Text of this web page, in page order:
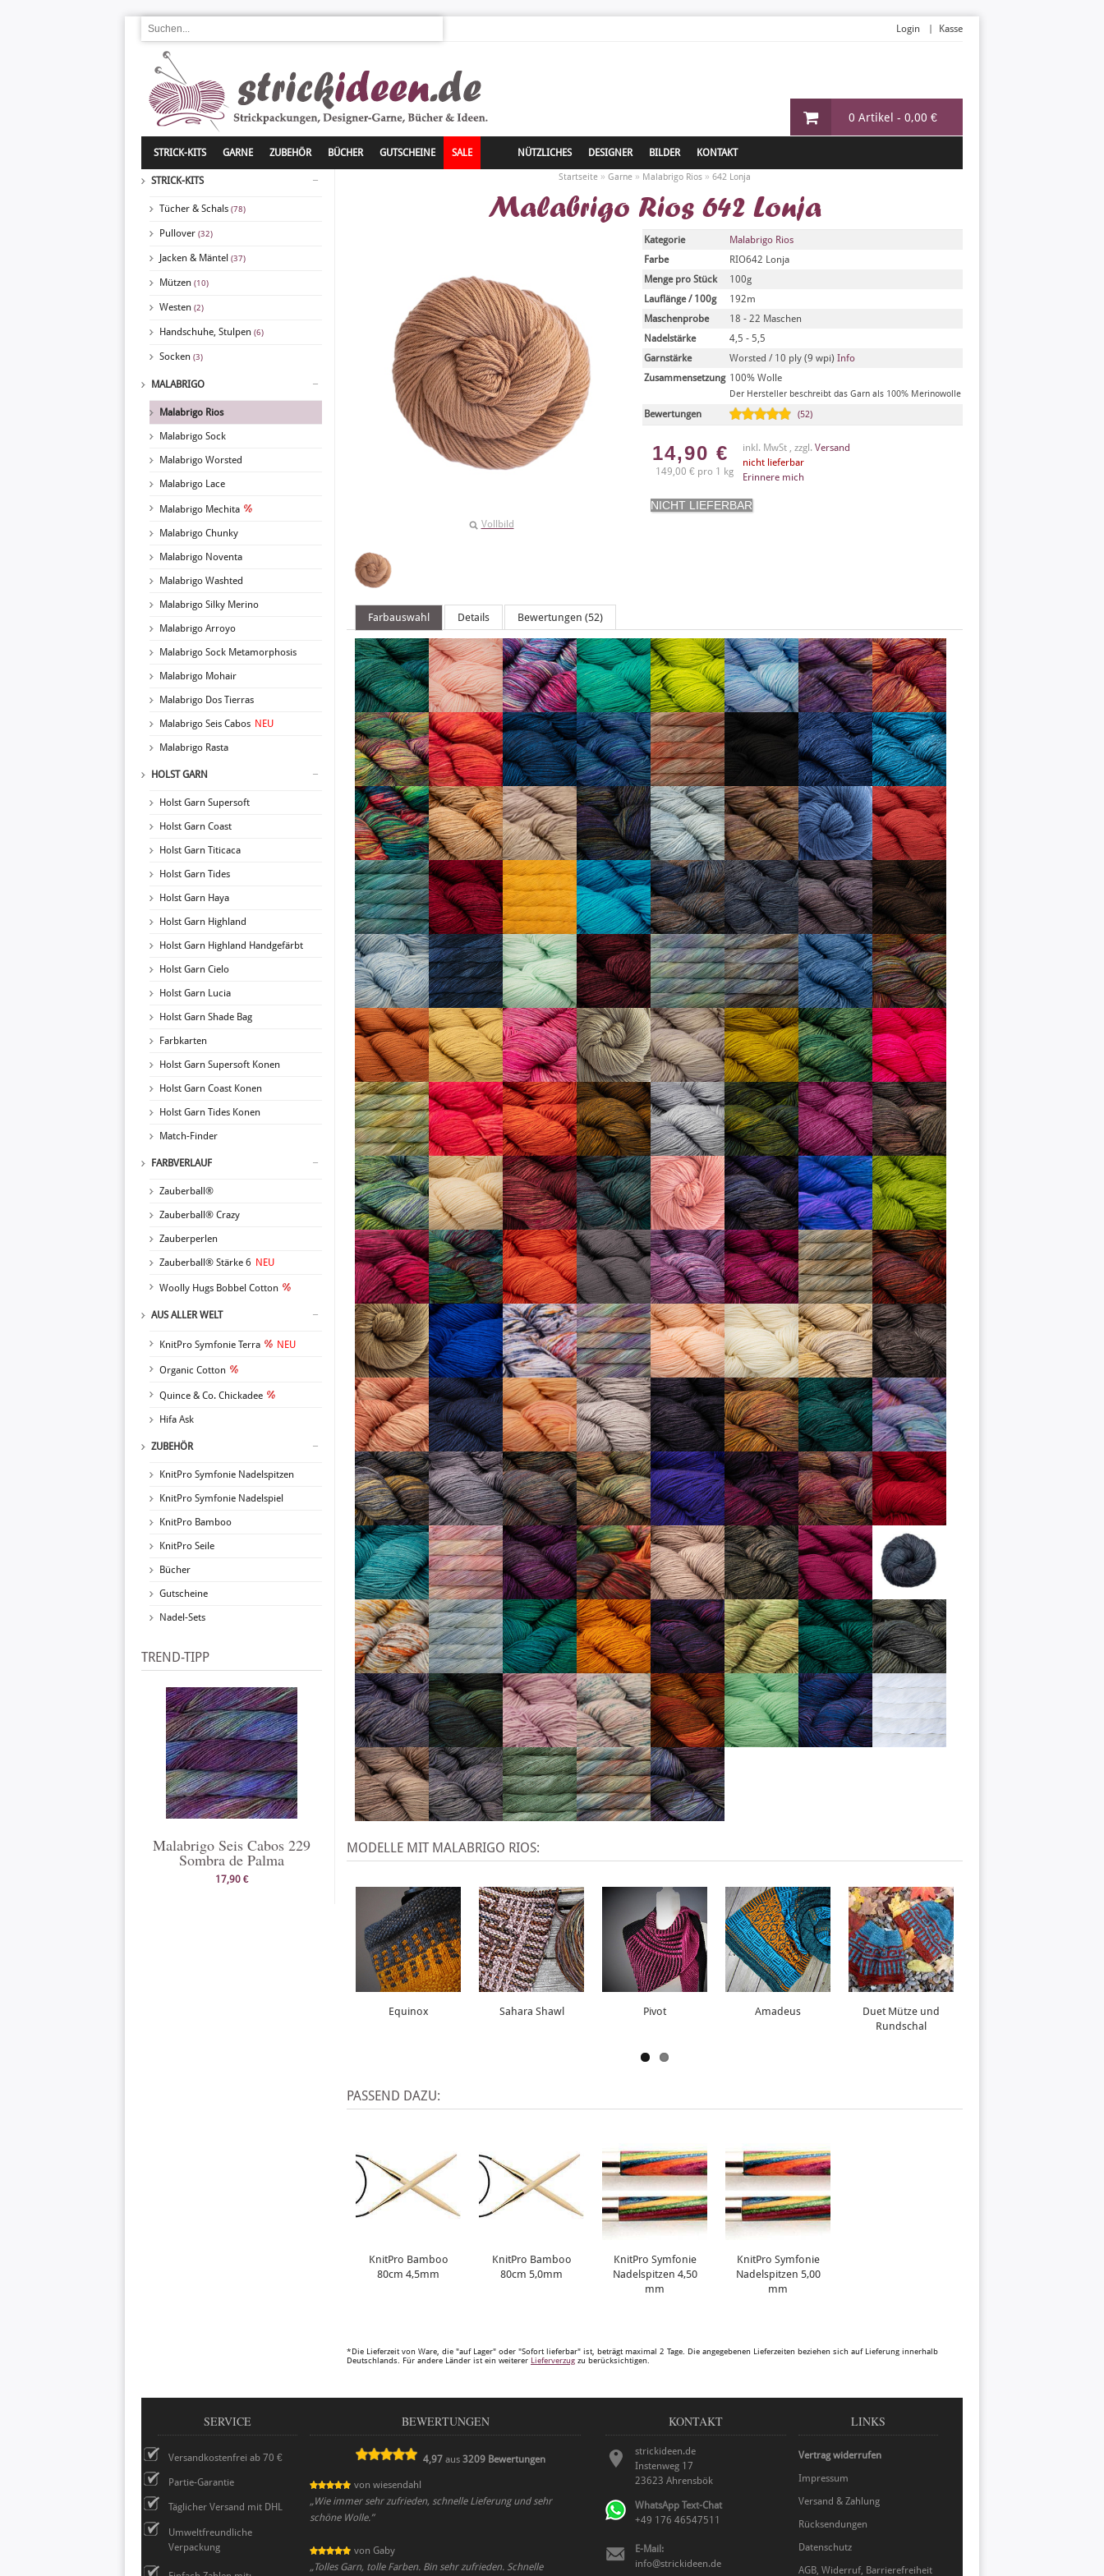
0 Artikel - 0,00 €
Login Kasse
STRICK-KITS GARNE ZUBEHÖR BÜCHER GUTSCHEINE SALE NÜTZLICHES DESIGNER BILDER KONTAKT
STRICK-KITS
Tücher & Schals (78)
Pullover (32)
Jacken & Mäntel (37)
Mützen (10)
Westen (2)
Handschuhe, Stulpen (6)
Socken (3)
MALABRIGO
Malabrigo Rios
Malabrigo Sock
Malabrigo Worsted
Malabrigo Lace
Malabrigo Mechita
Malabrigo Chunky
Malabrigo Noventa
Malabrigo Washted
Malabrigo Silky Merino
Malabrigo Arroyo
Malabrigo Sock Metamorphosis
Malabrigo Mohair
Malabrigo Dos Tierras
Malabrigo Seis Cabos NEU
Malabrigo Rasta
HOLST GARN
Holst Garn Supersoft
Holst Garn Coast
Holst Garn Titicaca
Holst Garn Tides
Holst Garn Haya
Holst Garn Highland
Holst Garn Highland Handgefärbt
Holst Garn Cielo
Holst Garn Lucia
Holst Garn Shade Bag
Farbkarten
Holst Garn Supersoft Konen
Holst Garn Coast Konen
Holst Garn Tides Konen
Match-Finder
FARBVERLAUF
Zauberball®
Zauberball® Crazy
Zauberperlen
Zauberball® Stärke 6 NEU
Woolly Hugs Bobbel Cotton
AUS ALLER WELT
KnitPro Symfonie Terra NEU
Organic Cotton
Quince & Co. Chickadee
Hifa Ask
ZUBEHÖR
KnitPro Symfonie Nadelspitzen
KnitPro Symfonie Nadelspiel
KnitPro Bamboo
KnitPro Seile
Bücher
Gutscheine
Nadel-Sets
TREND-TIPP
Malabrigo Seis Cabos 229
Sombra de Palma
17,90 €
Startseite » Garne » Malabrigo Rios » 642 Lonja
Malabrigo Rios 642 Lonja
Vollbild
Kategorie
Malabrigo Rios
Farbe
RIO642 Lonja
Menge pro Stück
100g
Lauflänge / 100g
192m
Maschenprobe
18 - 22 Maschen
Nadelstärke
4,5 - 5,5
Garnstärke
Worsted / 10 ply (9 wpi) Info
Zusammensetzung 100% Wolle
Der Hersteller beschreibt das Garn als 100% Merinowolle
Bewertungen (52)
14,90 €
149,00 € pro 1 kg
inkl. MwSt , zzgl. Versand
nicht lieferbar
Erinnere mich
Farbauswahl Details Bewertungen (52)
MODELLE MIT MALABRIGO RIOS:
Equinox Sahara Shawl Pivot Amadeus
Duet Mütze und
Rundschal
PASSEND DAZU:
KnitPro Bamboo
80cm 4,5mm
KnitPro Bamboo
80cm 5,0mm
KnitPro Symfonie
Nadelspitzen 4,50
mm
KnitPro Symfonie
Nadelspitzen 5,00
mm
*Die Lieferzeit von Ware, die "auf Lager" oder "Sofort lieferbar" ist, beträgt maximal 2 Tage. Die angegebenen Lieferzeiten beziehen sich auf Lieferung innerhalb
Deutschlands. Für andere Länder ist ein weiterer Lieferverzug zu berücksichtigen.
SERVICE
Versandkostenfrei ab 70 €
Partie-Garantie
Täglicher Versand mit DHL
Umweltfreundliche
Verpackung
BEWERTUNGEN
4,97 aus3209 Bewertungen
von wiesendahl
„Wie immer sehr zufrieden, schnelle Lieferung und sehr
schöne Wolle.”
von Gaby
„Tolles Garn, tolle Farben. Bin sehr zufrieden. Schnelle
KONTAKT
strickideen.de
Instenweg 17
23623 Ahrensbök
WhatsApp Text-Chat
+49 176 46547511
E-Mail:
info@strickideen.de
LINKS
Vertrag widerrufen
Impressum
Versand & Zahlung
Rücksendungen
Datenschutz
AGB, Widerruf, Barrierefreiheit